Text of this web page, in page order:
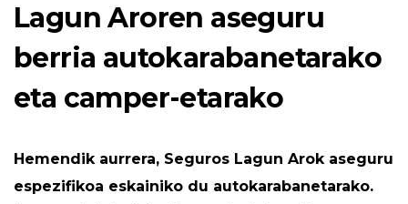
Lagun Aroren aseguru
berria autokarabanetarako
eta camper-etarako
Hemendik aurrera, Seguros Lagun Arok aseguru
espezifikoa eskainiko du autokarabanetarako.